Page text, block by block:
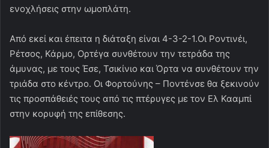
ενοχλήσεις στην ωμοπλάτη.
Από εκεί και έπειτα η διάταξη είναι 4-3-2-1.Οι Ροντινέι,
Ρέτσος, Κάρμο, Ορτέγα συνθέτουν την τετράδα της
άμυνας, με τους Έσε, Τσικίνιο και Όρτα να συνθέτουν την
τριάδα στο κέντρο. Οι Φορτούνης – Ποντένσε θα ξεκινούν
τις προσπάθειές τους από τις πτέρυγες με τον Ελ Κααμπί
στην κορυφή της επίθεσης.